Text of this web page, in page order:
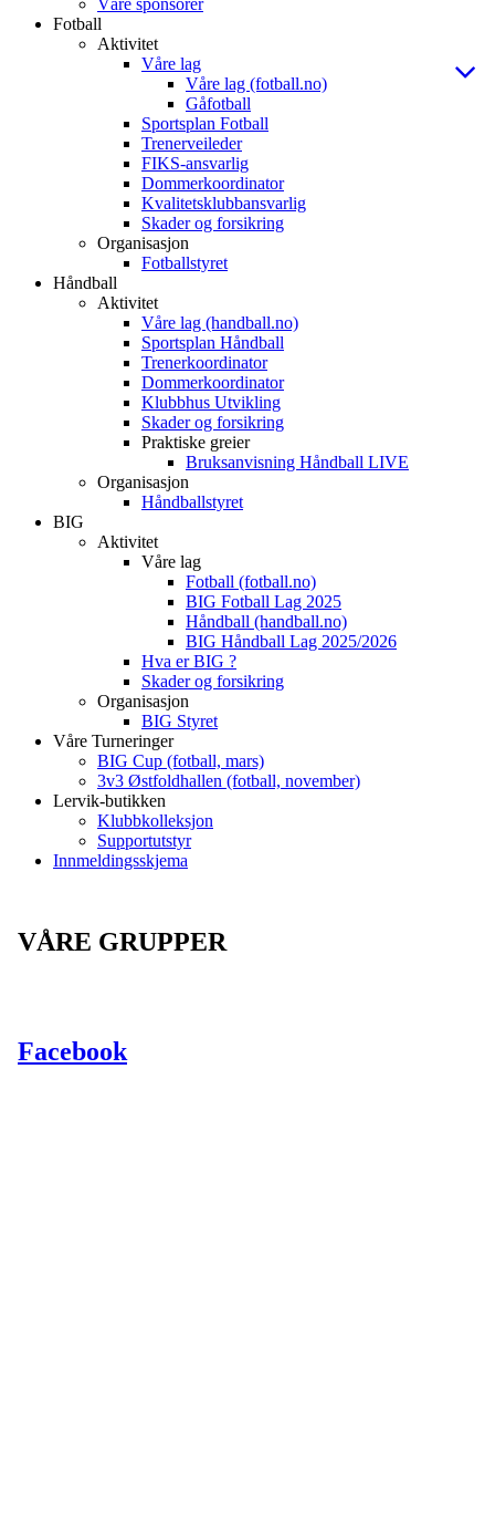
Fotball
Aktivitet
Våre lag
Våre lag (fotball.no)
Gåfotball
Sportsplan Fotball
Trenerveileder
FIKS-ansvarlig
Dommerkoordinator
Kvalitetsklubbansvarlig
Skader og forsikring
Organisasjon
Fotballstyret
Håndball
Aktivitet
Våre lag (handball.no)
Sportsplan Håndball
Trenerkoordinator
Dommerkoordinator
Klubbhus Utvikling
Skader og forsikring
Praktiske greier
Bruksanvisning Håndball LIVE
Organisasjon
Håndballstyret
BIG
Aktivitet
Våre lag
Fotball (fotball.no)
BIG Fotball Lag 2025
Håndball (handball.no)
BIG Håndball Lag 2025/2026
Hva er BIG ?
Skader og forsikring
Organisasjon
BIG Styret
Våre Turneringer
BIG Cup (fotball, mars)
3v3 Østfoldhallen (fotball, november)
Lervik-butikken
Klubbkolleksjon
Supportutstyr
Innmeldingsskjema
VÅRE GRUPPER
Facebook